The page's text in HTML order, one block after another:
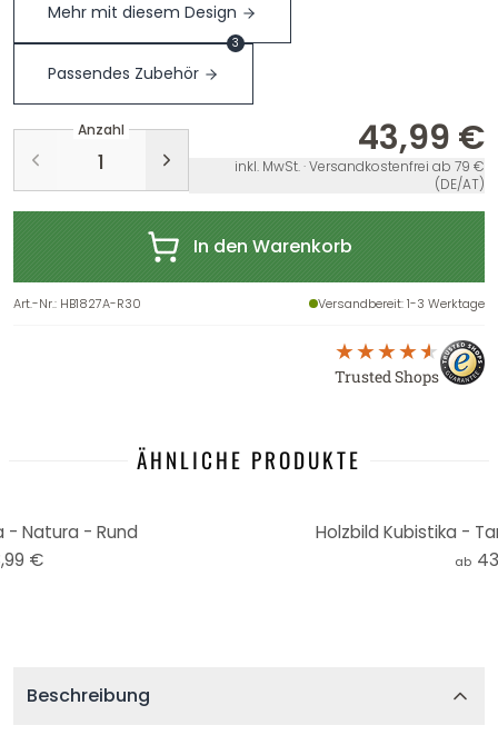
Mehr mit diesem Design
Passendes Zubehör
3
Anzahl 43,99 €
inkl. MwSt. · Versandkostenfrei ab 79 €
(DE/AT)
In den Warenkorb
Art.-Nr.: HB1827A-R30 Versandbereit: 1-3 Werktage
Trusted Shops
ÄHNLICHE PRODUKTE
- Natura - Rund
€
Holzbild Kubistika -
ab
Beschreibung